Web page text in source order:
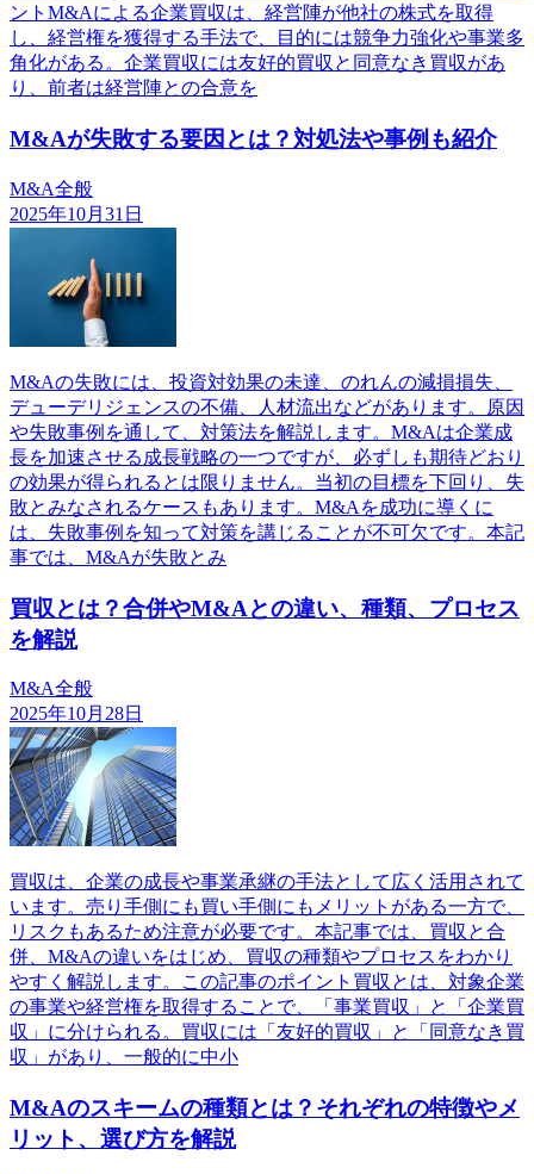
ントM&Aによる企業買収は、経営陣が他社の株式を取得
し、経営権を獲得する手法で、目的には競争力強化や事業多
角化がある。企業買収には友好的買収と同意なき買収があ
り、前者は経営陣との合意を
M&Aが失敗する要因とは？対処法や事例も紹介
M&A全般
2025年10月31日
M&Aの失敗には、投資対効果の未達、のれんの減損損失、
デューデリジェンスの不備、人材流出などがあります。原因
や失敗事例を通して、対策法を解説します。M&Aは企業成
長を加速させる成長戦略の一つですが、必ずしも期待どおり
の効果が得られるとは限りません。当初の目標を下回り、失
敗とみなされるケースもあります。M&Aを成功に導くに
は、失敗事例を知って対策を講じることが不可欠です。本記
事では、M&Aが失敗とみ
買収とは？合併やM&Aとの違い、種類、プロセス
を解説
M&A全般
2025年10月28日
買収は、企業の成長や事業承継の手法として広く活用されて
います。売り手側にも買い手側にもメリットがある一方で、
リスクもあるため注意が必要です。本記事では、買収と合
併、M&Aの違いをはじめ、買収の種類やプロセスをわかり
やすく解説します。この記事のポイント買収とは、対象企業
の事業や経営権を取得することで、「事業買収」と「企業買
収」に分けられる。買収には「友好的買収」と「同意なき買
収」があり、一般的に中小
M&Aのスキームの種類とは？それぞれの特徴やメ
リット、選び方を解説